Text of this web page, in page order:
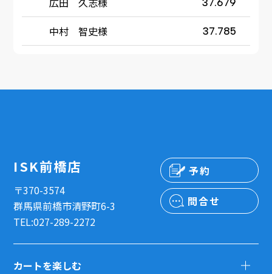
37.679
中村 智史様 37.785
ISK前橋店
〒370-3574
群馬県前橋市清野町6-3
TEL:027-289-2272
予約
問合せ
カートを楽しむ